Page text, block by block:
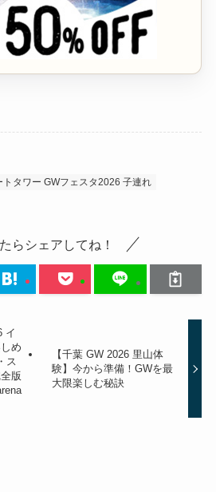
トタワー GWフェスタ2026 子連れ
らシェアしてね！
イ
め
ス
版
【千葉 GW 2026 里山体
験】今から準備！GWを最
大限楽しむ秘訣